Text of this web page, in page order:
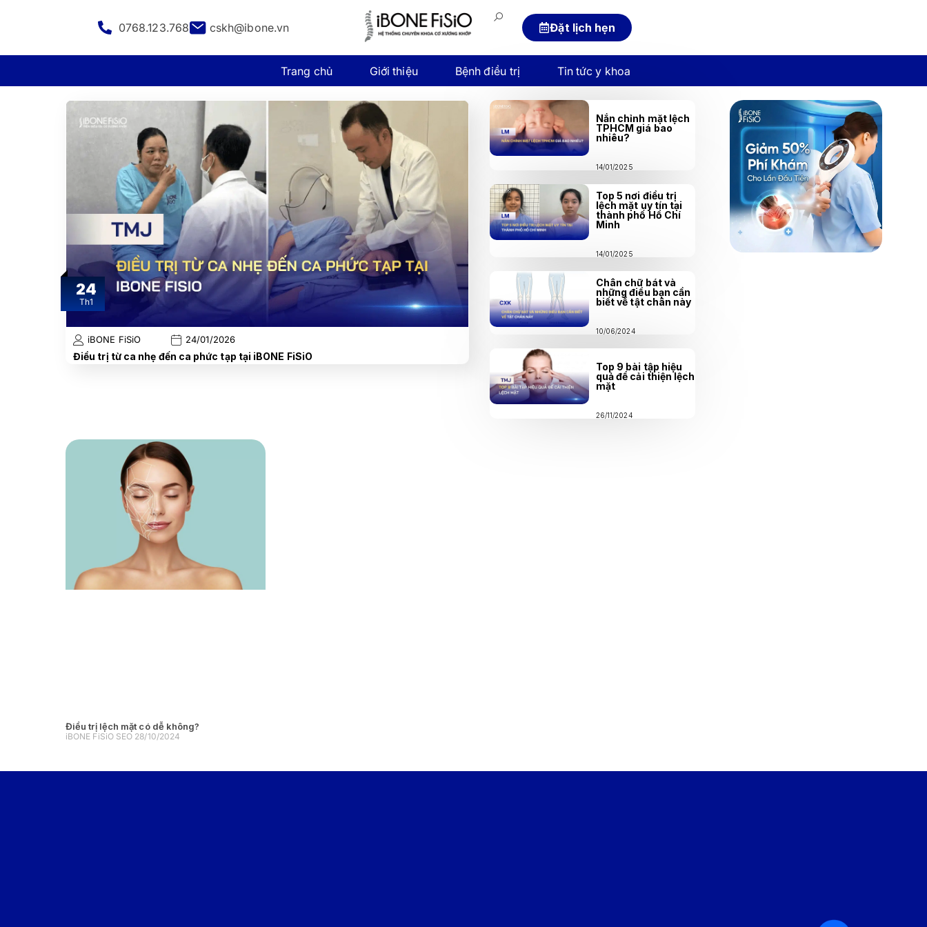
0768.123.768 cskh@ibone.vn Đặt lịch hẹn
Trang chủ Giới thiệu Bệnh điều trị Tin tức y khoa
24
Th1
iBONE FiSiO 24/01/2026
Điều trị từ ca nhẹ đến ca phức tạp tại iBONE FiSiO
Nắn chỉnh mặt lệch
TPHCM giá bao
nhiêu?
14/01/2025
Top 5 nơi điều trị
lệch mặt uy tín tại
thành phố Hồ Chí
Minh
14/01/2025
Chân chữ bát và
những điều bạn cần
biết về tật chân này
10/06/2024
Top 9 bài tập hiệu
quả để cải thiện lệch
mặt
26/11/2024
Điều trị lệch mặt có dễ không?
iBONE FiSiO SEO 28/10/2024